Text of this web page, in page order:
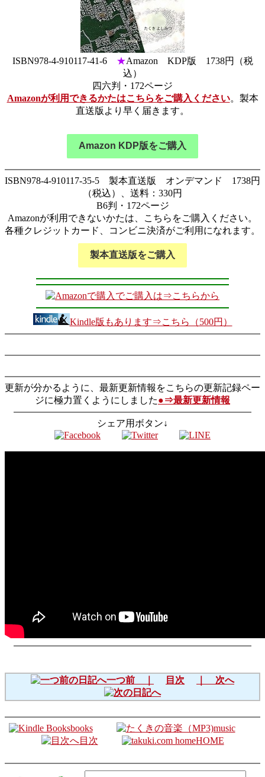
ISBN978-4-910117-41-6 ★Amazon KDP版 1738円（税
込）
四六判・172ページ
Amazonが利用できるかたはこちらをご購入ください。製本
直送版より早く届きます。
Amazon KDP版をご購入
ISBN978-4-910117-35-5 製本直送版 オンデマンド 1738円
（税込）、送料：330円
B6判・172ページ
Amazonが利用できないかたは、こちらをご購入ください。
各種クレジットカード、コンビニ決済がご利用になれます。
製本直送版をご購入
でご購入は⇒こちらから
Kindle版もあります⇒こちら（500円）
更新が分かるように、最新更新情報をこちらの更新記録ペー
ジに極力置くようにしました●⇒最新更新情報
シェア用ボタン↓
一つ前 ｜ 目次 ｜ 次へ
books
music
目次
HOME